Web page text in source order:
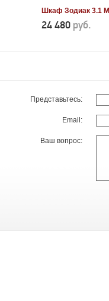
Шкаф Зодиак 3.1
24 480 руб.
Представьтесь:
Email:
Ваш вопрос: